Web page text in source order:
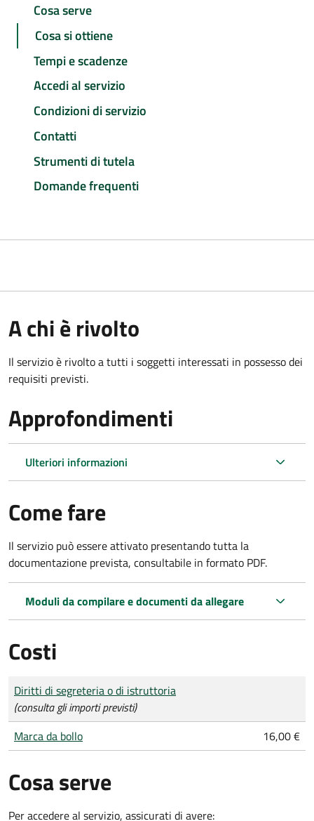
Cosa serve
Cosa si ottiene
Tempi e scadenze
Accedi al servizio
Condizioni di servizio
Contatti
Strumenti di tutela
Domande frequenti
A chi è rivolto
Il servizio è rivolto a tutti i soggetti interessati in possesso dei
requisiti previsti.
Approfondimenti
Ulteriori informazioni
Come fare
Il servizio può essere attivato presentando tutta la
documentazione prevista, consultabile in formato PDF.
Moduli da compilare e documenti da allegare
Costi
Tipo di pagamento
Importo
Diritti di segreteria o di istruttoria
(consulta gli importi previsti)
Marca da bollo
16,00 €
Cosa serve
Per accedere al servizio, assicurati di avere: